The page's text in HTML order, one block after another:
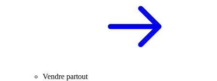
Vendre partout